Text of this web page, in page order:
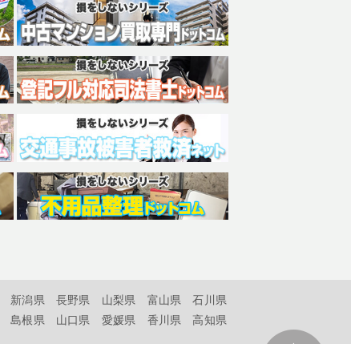
新潟県 長野県 山梨県 富山県
石川県
島根県 山口県 愛媛県 香川県
高知県